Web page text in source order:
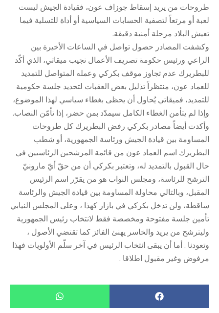
طروحات من يريد إسقاط جوزاف عون، فقيادة الجيش ليست
لعبة أو مرتعاً لتصفية الحسابات السياسية أو أداة للتسلية فيما
تعيش البلاد مرحلة أمنية دقيقة.
وكشفت المصادر حصول تواصل في الساعات الأخيرة بين
الراعي ورئيس حكومة تصريف الأعمال نجيب ميقاتي، الذي أكّد
للبطريرك عدم تجاوز موقف بكركي وعمله المتواصل للتمديد
للعماد عون، منتظراً تذليل بعض العقبات لتحديد جلسة حكومية
للتمديد، فميقاتي يُحاول أن يحظى بغطاء سياسي لهذا الموضوع،
وإذا لم يتأمن الغطاء الكامل سيمدّد بمن حضر، إذا تأمّن النصاب.
وأكدت أيضاً مصادر بكركي رفض البطريرك كل طروحات
المساومة بين قيادة الجيش ورئاسة الجمهورية، أو شطب
البطريرك اسم العماد عون من قائمة المرشحين الرئاسيين في
حال القبول بالتمديد له، وتعتبر بكركي أن من حقّ أيّ مارونيّ
الترشح للرئاسة، ومجلس النواب هو من يقرّر اسم الرئيس
المقبل، وبالتالي محاولة المساومة بين قيادة الجيش والرئاسة
ساقطة، ولن تدخل بكركي في بازار كهذا ، وعلى المجلس النيابي
تأمين جلسة مفتوحة ومخصصة فقط لانتخاب رئيس الجمهورية
وليترشح من يريد والخاسر يهنئ الفائز كما تقتضي الأصول ،
وتعودنا . أما أن يبقى انتخاب الرئيس في آخر سلّم الأولويات فهذا
مرفوض وغير مقبول اطلاقا .